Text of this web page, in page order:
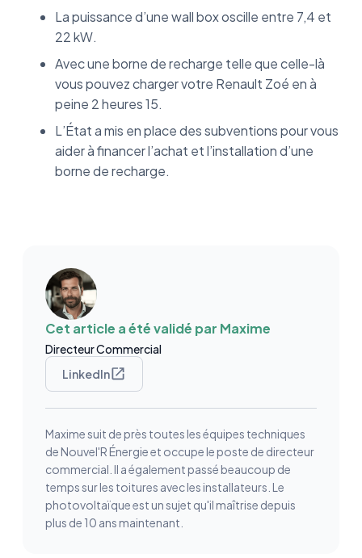
La puissance d’une wall box oscille entre 7,4 et
22 kW.
Avec une borne de recharge telle que celle-là
vous pouvez charger votre Renault Zoé en à
peine 2 heures 15.
L’État a mis en place des subventions pour vous
aider à financer l’achat et l’installation d’une
borne de recharge.
Cet article a été validé par Maxime
Directeur Commercial
LinkedIn
Maxime suit de près toutes les équipes techniques
de Nouvel'R Énergie et occupe le poste de directeur
commercial. Il a également passé beaucoup de
temps sur les toitures avec les installateurs. Le
photovoltaïque est un sujet qu'il maîtrise depuis
plus de 10 ans maintenant.